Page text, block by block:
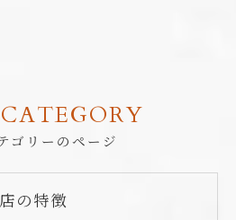
ゴリーのページ
の特徴